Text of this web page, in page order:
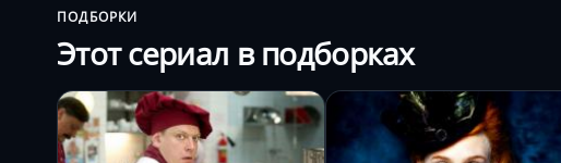
ПОДБОРКИ
Этот сериал в подборках